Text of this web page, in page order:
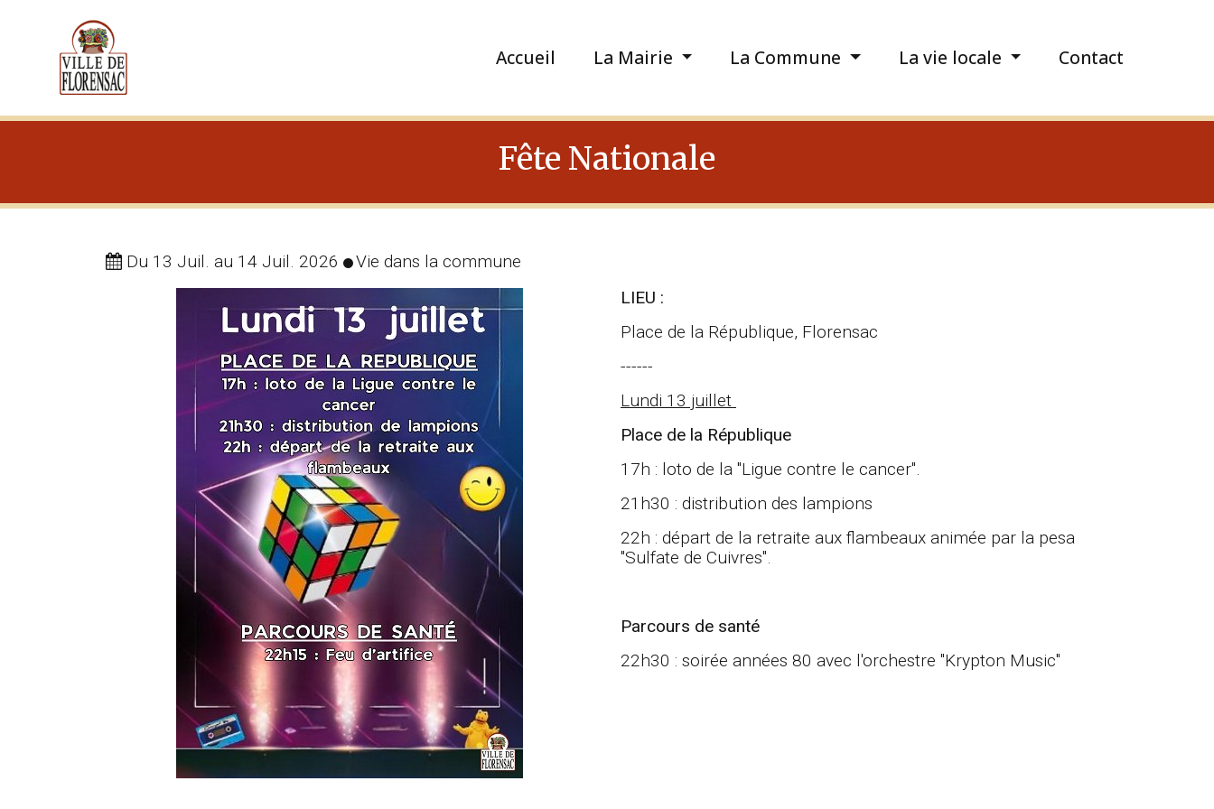
Accueil La Mairie La Commune La vie locale Contact
Fête Nationale
Du 13 Juil. au 14 Juil. 2026
Vie dans la commune
LIEU :
Place de la République, Florensac
------
Lundi 13 juillet
Place de la République
17h : loto de la "Ligue contre le cancer".
21h30 : distribution des lampions
22h : départ de la retraite aux flambeaux animée par la pesa
"Sulfate de Cuivres".
Parcours de santé
22h30 : soirée années 80 avec l'orchestre "Krypton Music"